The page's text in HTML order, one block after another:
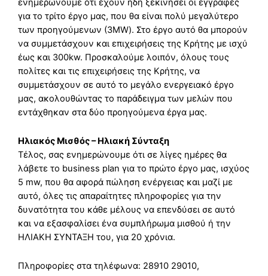
ενημερώνουμε ότι έχουν ήδη ξεκινήσει οι εγγραφές
για το τρίτο έργο μας, που θα είναι πολύ μεγαλύτερο
των προηγούμενων (3MW). Στο έργο αυτό θα μπορούν
να συμμετάσχουν και επιχειρήσεις της Κρήτης με ισχύ
έως και 300kw. Προσκαλούμε λοιπόν, όλους τους
πολίτες και τις επιχειρήσεις της Κρήτης, να
συμμετάσχουν σε αυτό το μεγάλο ενεργειακό έργο
μας, ακολουθώντας το παράδειγμα των μελών που
εντάχθηκαν στα δύο προηγούμενα έργα μας.
Ηλιακός Μισθός – Ηλιακή Σύνταξη
Τέλος, σας ενημερώνουμε ότι σε λίγες ημέρες θα
λάβετε το business plan για το πρώτο έργο μας, ισχύος
5 mw, που θα αφορά πώληση ενέργειας και μαζί με
αυτό, όλες τις απαραίτητες πληροφορίες για την
δυνατότητα του κάθε μέλους να επενδύσει σε αυτό
και να εξασφαλίσει ένα συμπλήρωμα μισθού ή την
ΗΛΙΑΚΗ ΣΥΝΤΑΞΗ του, για 20 χρόνια.
Πληροφορίες στα τηλέφωνα: 28910 29010,